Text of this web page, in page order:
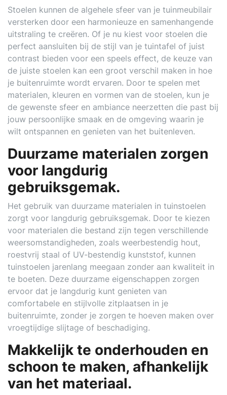
Stoelen kunnen de algehele sfeer van je tuinmeubilair
versterken door een harmonieuze en samenhangende
uitstraling te creëren. Of je nu kiest voor stoelen die
perfect aansluiten bij de stijl van je tuintafel of juist
contrast bieden voor een speels effect, de keuze van
de juiste stoelen kan een groot verschil maken in hoe
je buitenruimte wordt ervaren. Door te spelen met
materialen, kleuren en vormen van de stoelen, kun je
de gewenste sfeer en ambiance neerzetten die past bij
jouw persoonlijke smaak en de omgeving waarin je
wilt ontspannen en genieten van het buitenleven.
Duurzame materialen zorgen
voor langdurig
gebruiksgemak.
Het gebruik van duurzame materialen in tuinstoelen
zorgt voor langdurig gebruiksgemak. Door te kiezen
voor materialen die bestand zijn tegen verschillende
weersomstandigheden, zoals weerbestendig hout,
roestvrij staal of UV-bestendig kunststof, kunnen
tuinstoelen jarenlang meegaan zonder aan kwaliteit in
te boeten. Deze duurzame eigenschappen zorgen
ervoor dat je langdurig kunt genieten van
comfortabele en stijlvolle zitplaatsen in je
buitenruimte, zonder je zorgen te hoeven maken over
vroegtijdige slijtage of beschadiging.
Makkelijk te onderhouden en
schoon te maken, afhankelijk
van het materiaal.